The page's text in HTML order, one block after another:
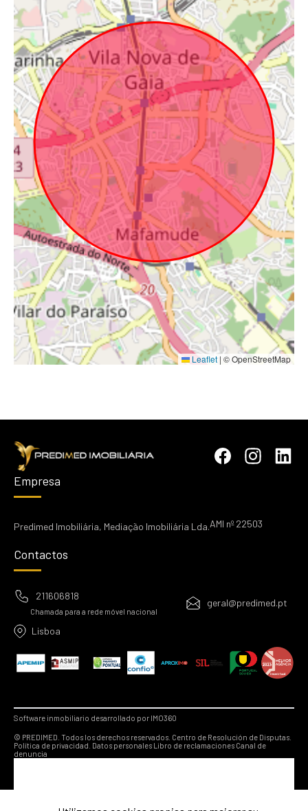
Leaflet | © OpenStreetMap
Empresa
Predimed Imobiliária, Mediação Imobiliária Lda.AMI nº 22503
Contactos
211606818
Chamada para a rede móvel nacional
geral@predimed.pt
Lisboa
Software inmobiliario desarrollado por IMO360
© PREDIMED. Todos los derechos reservados. Centro de Resolución de Disputas.
Política de privacidad. Datos personalesLibro de reclamaciones Canal de
denuncia